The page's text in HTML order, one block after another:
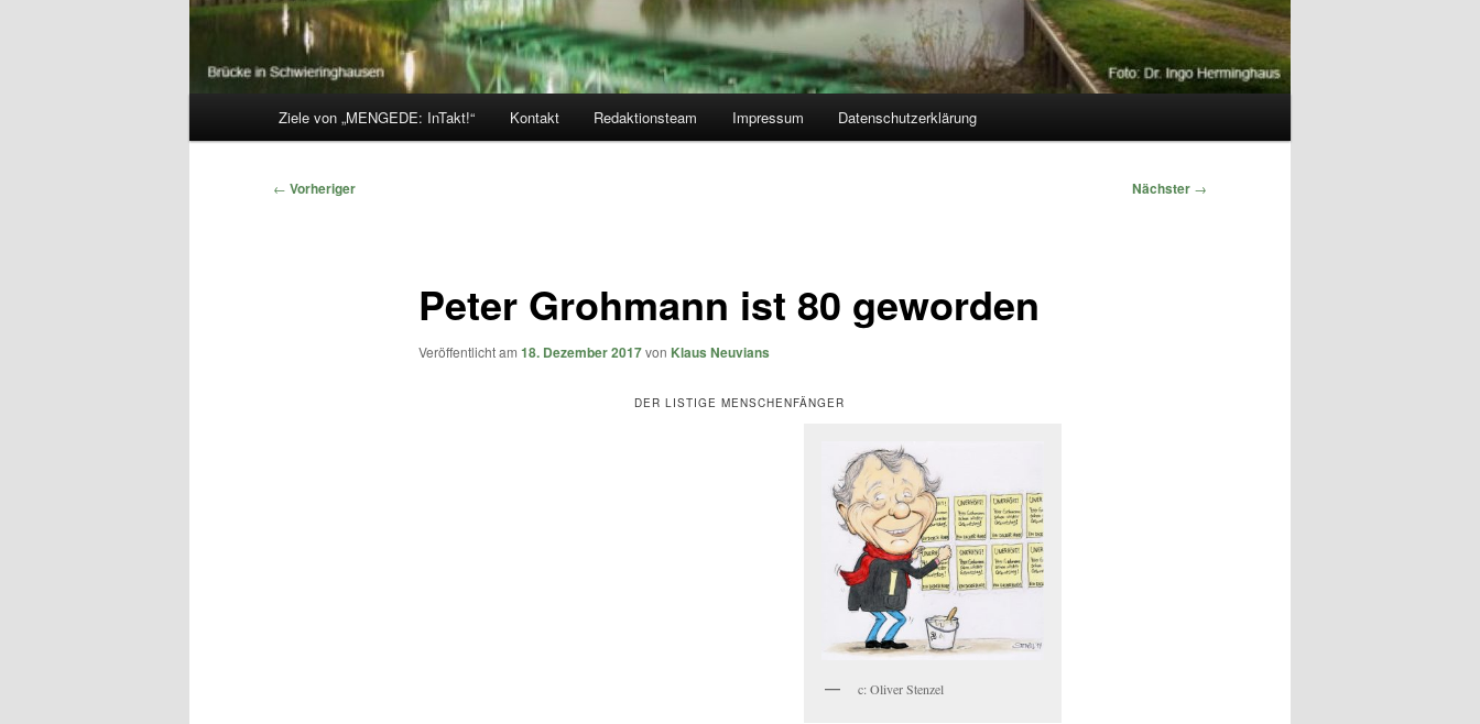
Ziele von „MENGEDE: InTakt!“ Kontakt Redaktionsteam Impressum Datenschutzerklärung
Beitragsnavigation
← Vorheriger Nächster →
Peter Grohmann ist 80 geworden
Veröffentlicht am 18. Dezember 2017von Klaus Neuvians
DER LISTIGE MENSCHENFÄNGER
c: Oliver Stenzel